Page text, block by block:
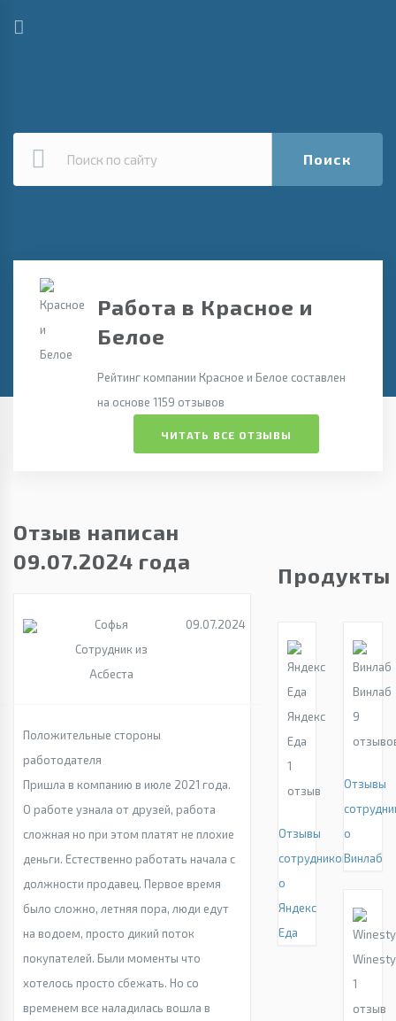
Поиск
Работа в Красное и
Белое
Рейтинг компании Красное и Белое составлен
на основе 1159 отзывов
ЧИТАТЬ ВСЕ ОТЗЫВЫ
Отзыв написан
09.07.2024 года
Софья
Сотрудник из
Асбеста
09.07.2024
Положительные стороны
работодателя
Пришла в компанию в июле 2021 года.
О работе узнала от друзей, работа
сложная но при этом платят не плохие
деньги. Естественно работать начала с
должности продавец. Первое время
было сложно, летняя пора, люди едут
на водоем, просто дикий поток
покупателей. Были моменты что
хотелось просто сбежать. Но со
временем все наладилась вошла в
Продукты
Яндекс
Еда
1
отзыв
Отзывы
сотрудников
о
Яндекс
Еда
Винлаб
9
Отзывы
о
Винлаб
1
отзыв